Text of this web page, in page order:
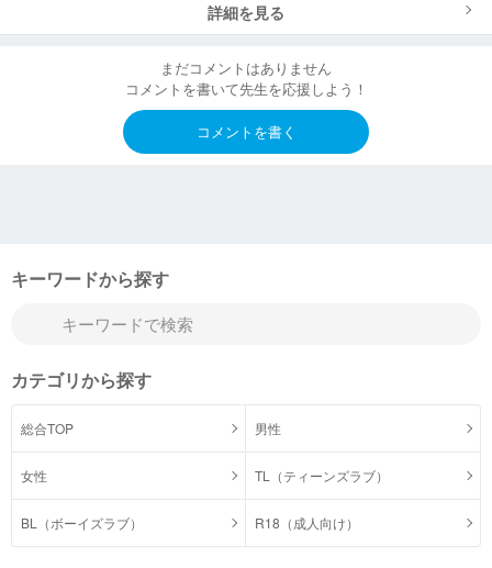
詳細を見る
まだコメントはありません
コメントを書いて先生を応援しよう！
コメントを書く
キーワードから探す
カテゴリから探す
総合TOP 男性
女性 TL（ティーンズラブ）
BL（ボーイズラブ） R18（成人向け）